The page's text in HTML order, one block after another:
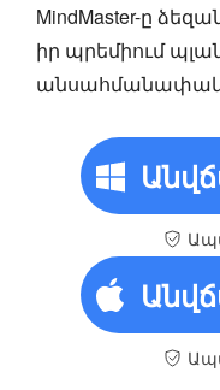
MindMaster-ը
իր պրեմիում
անսահմանափակ